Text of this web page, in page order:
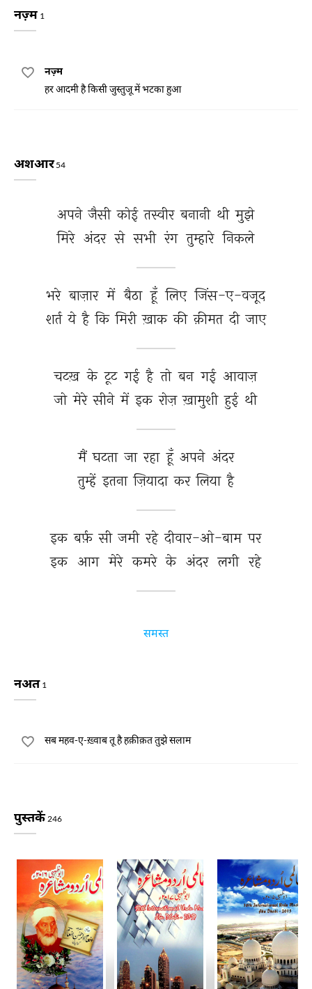
नज़्म 1
नज़्म
हर आदमी है किसी जुस्तुजू में भटका हुआ
अशआर54
अपने जैसी कोई तस्वीर बनानी थी मुझे
मिरे अंदर से सभी रंग तुम्हारे निकले
भरे बाज़ार में बैठा हूँ लिए जिंस-ए-वजूद
शर्त ये है कि मिरी ख़ाक की क़ीमत दी जाए
चटख़ के टूट गई है तो बन गई आवाज़
जो मेरे सीने में इक रोज़ ख़ामुशी हुई थी
मैं घटता जा रहा हूँ अपने अंदर
तुम्हें इतना ज़ियादा कर लिया है
इक बर्फ़ सी जमी रहे दीवार-ओ-बाम पर
इक आग मेरे कमरे के अंदर लगी रहे
समस्त
नअत 1
सब महव-ए-ख़्वाब तू है हक़ीक़त तुझे सलाम
पुस्तकें 246